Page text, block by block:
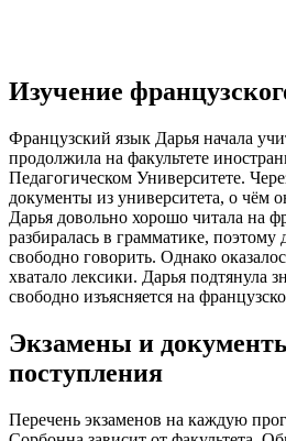
Изучение
Французский язык Дарья начала
продолжила на факультете
Педагогическом Университете.
документы из университета, о чём
Дарья довольно хорошо читала на
разбиралась в грамматике, поэтому
свободно говорить. Однако
хватало лексики. Дарья подтянула
свободно изъясняется на
Экзамены и
поступления
Перечень экзаменов на каждую